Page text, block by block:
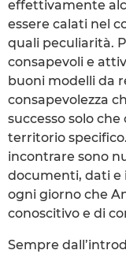
effettivamente
essere calati nel
quali peculiarità.
consapevoli e
buoni modelli da
consapevolezza
successo solo
territorio
incontrare sono
documenti, dati e
ogni giorno che
conoscitivo e di
Sempre